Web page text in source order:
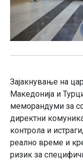
Зајакнување на
Македонија и
меморандуми за
директни
контрола и
реално време и
ризик за